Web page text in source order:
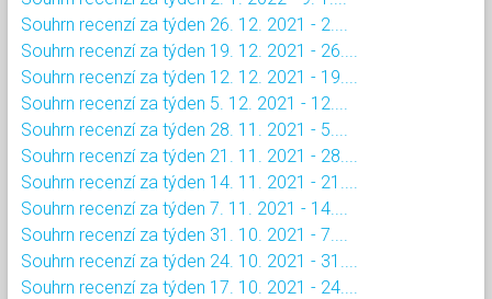
Souhrn recenzí za týden 26. 12. 2021 - 2....
Souhrn recenzí za týden 19. 12. 2021 - 26....
Souhrn recenzí za týden 12. 12. 2021 - 19....
Souhrn recenzí za týden 5. 12. 2021 - 12....
Souhrn recenzí za týden 28. 11. 2021 - 5....
Souhrn recenzí za týden 21. 11. 2021 - 28....
Souhrn recenzí za týden 14. 11. 2021 - 21....
Souhrn recenzí za týden 7. 11. 2021 - 14....
Souhrn recenzí za týden 31. 10. 2021 - 7....
Souhrn recenzí za týden 24. 10. 2021 - 31....
Souhrn recenzí za týden 17. 10. 2021 - 24....